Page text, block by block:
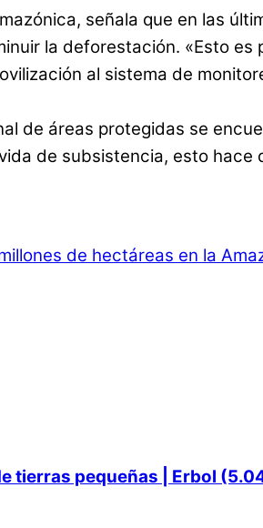
señala que en las
la deforestación. «Esto
al sistema de
de áreas protegidas se
de subsistencia, esto hace
de hectáreas en la
tierras pequeñas | Erbol